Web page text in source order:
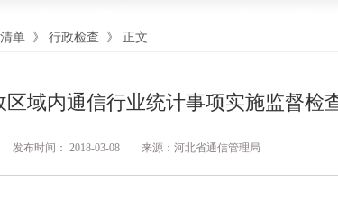
单 》 行政检查 》 正文
区域内通信行业统计事项实施监督检
发布时间： 2018-03-08 来源：河北省通信管理局